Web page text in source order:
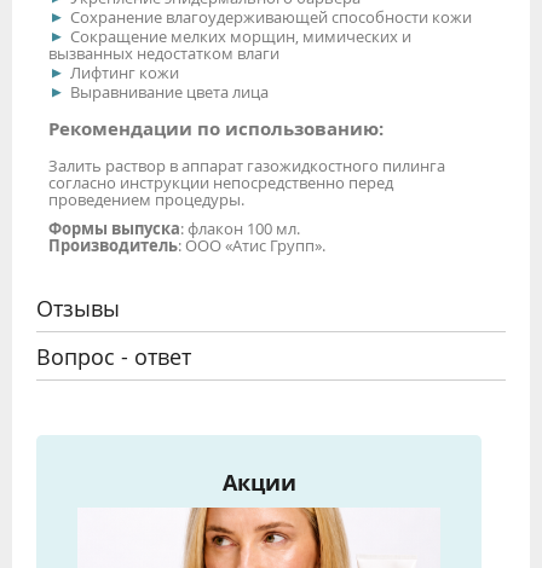
Сохранение влагоудерживающей способности кожи
Сокращение мелких морщин, мимических и
вызванных недостатком влаги
Лифтинг кожи
Выравнивание цвета лица
Рекомендации по использованию:
Залить раствор в аппарат газожидкостного пилинга
согласно инструкции непосредственно перед
проведением процедуры.
Формы выпуска: флакон 100 мл.
Производитель: ООО «Атис Групп».
Отзывы
Вопрос - ответ
Акции